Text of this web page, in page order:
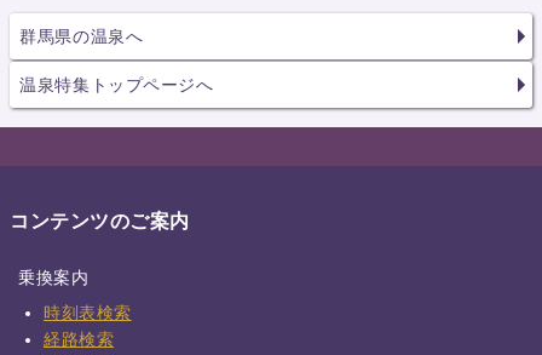
群馬県の温泉へ
温泉特集トップページへ
コンテンツのご案内
乗換案内
時刻表検索
経路検索